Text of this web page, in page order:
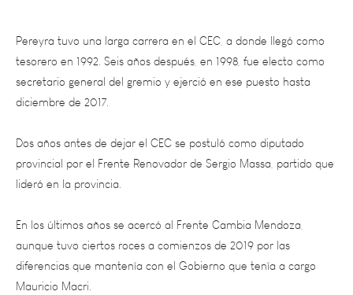
tesorero en 1992. Seis años después, en 1998, fue electo como
secretario general del gremio y ejerció en ese puesto hasta
diciembre de 2017.
Dos años antes de dejar el CEC se postuló como diputado
provincial por el Frente Renovador de Sergio Massa, partido que
lideró en la provincia.
En los últimos años se acercó al Frente Cambia Mendoza,
aunque tuvo ciertos roces a comienzos de 2019 por las
diferencias que mantenía con el Gobierno que tenía a cargo
Mauricio Macri.